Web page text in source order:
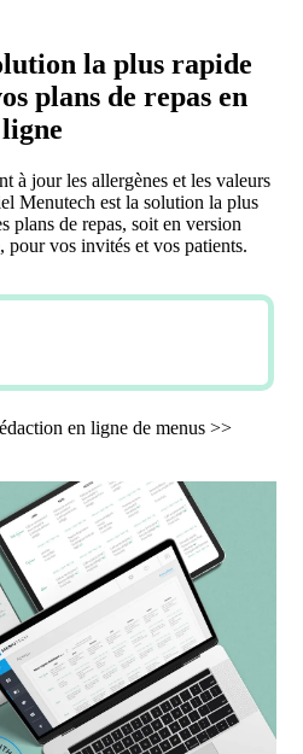
la plus rapide
plans de repas en
ligne
à jour les allergènes et les valeurs
Menutech est la solution la plus
plans de repas, soit en version
pour vos invités et vos patients.
en ligne de menus >>